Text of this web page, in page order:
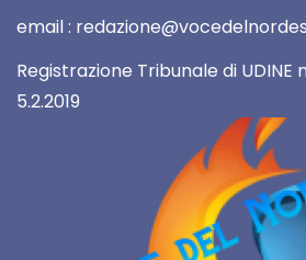
email :
Registrazione Tribunale di UDINE
5.2.2019